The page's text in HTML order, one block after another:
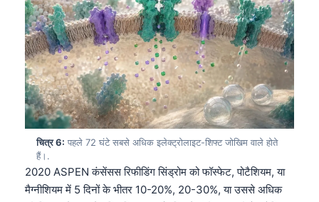
चित्र 6: पहले 72 घंटे सबसे अधिक इलेक्ट्रोलाइट-शिफ्ट जोखिम वाले होते
हैं।.
2020 ASPEN कंसेंसस रिफीडिंग सिंड्रोम को फॉस्फेट, पोटैशियम, या
मैग्नीशियम में 5 दिनों के भीतर 10-20%, 20-30%, या उससे अधिक